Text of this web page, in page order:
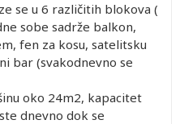
se u 6 različitih blokova (
sobe sadrže balkon,
fen za kosu, satelitsku
bar (svakodnevno se
oko 24m2, kapacitet
dnevno dok se